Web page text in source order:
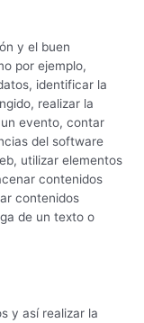
y el buen
por ejemplo,
identificar la
realizar la
evento, contar
del software
utilizar elementos
contenidos
contenidos
de un texto o
y así realizar la